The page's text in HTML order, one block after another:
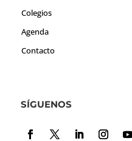
Colegios
Agenda
Contacto
SÍGUENOS